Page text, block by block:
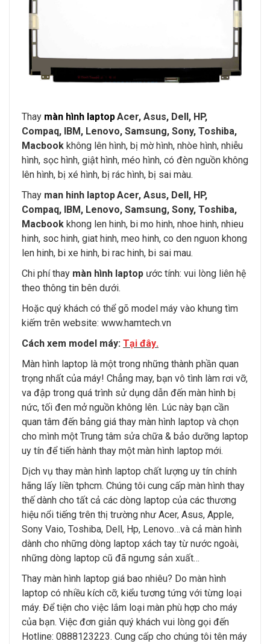
Thay màn hình laptopAcer, Asus, Dell, HP,
Compaq, IBM, Lenovo, Samsung, Sony, Toshiba,
Macbook không lên hình, bị mờ hình, nhòe hình, nhiễu
hình, sọc hình, giật hình, méo hình, có đèn nguồn không
lên hình, bị xé hình, bị rác hình, bị sai màu.
Thay man hinh laptopAcer, Asus, Dell, HP,
Compaq, IBM, Lenovo, Samsung, Sony, Toshiba,
Macbook khong len hinh, bi mo hinh, nhoe hinh, nhieu
hinh, soc hinh, giat hinh, meo hinh, co den nguon khong
len hinh, bi xe hinh, bi rac hinh, bi sai mau.
Chi phí thay màn hình laptop ước tính: vui lòng liên hệ
theo thông tin bên dưới.
Hoặc quý khách có thể gõ model máy vào khung tìm
kiếm trên website: www.hamtech.vn
Cách xem model máy: Tại đây.
Màn hình laptop là một trong những thành phần quan
trọng nhất của máy! Chẳng may, bạn vô tình làm rơi vỡ,
va đập trong quá trình sử dụng dẫn đến màn hình bị
nức, tối đen mở nguồn không lên. Lúc này bạn cần
quan tâm đến bảng giá thay màn hình laptop và chọn
cho mình một Trung tâm sửa chữa & bảo dưỡng laptop
uy tín để tiến hành thay một màn hình laptop mới.
Dịch vụ thay màn hình laptop chất lượng uy tín chính
hãng lấy liền tphcm. Chúng tôi cung cấp màn hình thay
thế dành cho tất cả các dòng laptop của các thương
hiệu nổi tiếng trên thị trường như Acer, Asus, Apple,
Sony Vaio, Toshiba, Dell, Hp, Lenovo…và cả màn hình
dành cho những dòng laptop xách tay từ nước ngoài,
những dòng laptop cũ đã ngưng sản xuất…
Thay màn hình laptop giá bao nhiêu? Do màn hình
laptop có nhiều kích cỡ, kiểu tương tứng với từng loại
máy. Để tiện cho việc lắm loại màn phù hợp cho máy
của bạn. Việc đơn giản quý khách vui lòng gọi đến
Hotline: 0888123223. Cung cấp cho chúng tôi tên máy